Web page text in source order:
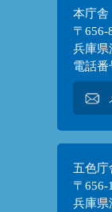
本庁舎
〒656-
兵庫県
電話
五色庁
〒656-
兵庫県